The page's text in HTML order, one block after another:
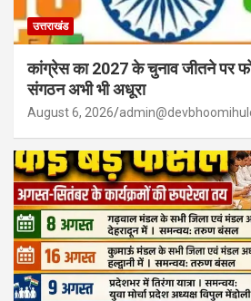
उत्तराखंड
कांग्रेस का 2027 के चुनाव जीतने पर
संगठन अभी भी अधूरा
August 6, 2026